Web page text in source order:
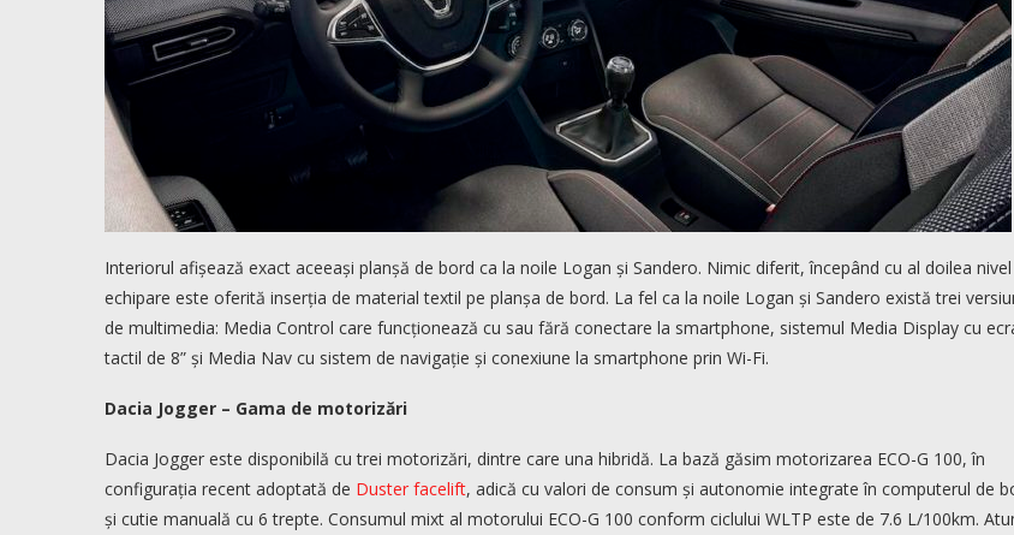
Interiorul afișează exact aceeași planșă de bord ca la noile Logan și Sandero. Nimic diferit, începând cu al doilea
echipare este oferită inserția de material textil pe planșa de bord. La fel ca la noile Logan și Sandero există trei
de multimedia: Media Control care funcționează cu sau fără conectare la smartphone, sistemul Media Display cu
tactil de 8” și Media Nav cu sistem de navigație și conexiune la smartphone prin Wi-Fi.
Dacia Jogger – Gama de motorizări
Dacia Jogger este disponibilă cu trei motorizări, dintre care una hibridă. La bază găsim motorizarea ECO-G 100, în
configurația recent adoptată de Duster facelift, adică cu valori de consum și autonomie integrate în computerul de
și cutie manuală cu 6 trepte. Consumul mixt al motorului ECO-G 100 conform ciclului WLTP este de 7.6 L/100km.